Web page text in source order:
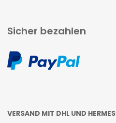
Sicher bezahlen
VERSAND MIT DHL UND HERMES